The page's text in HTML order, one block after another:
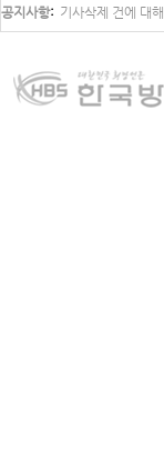
공지사항 기사삭제 건에 대해